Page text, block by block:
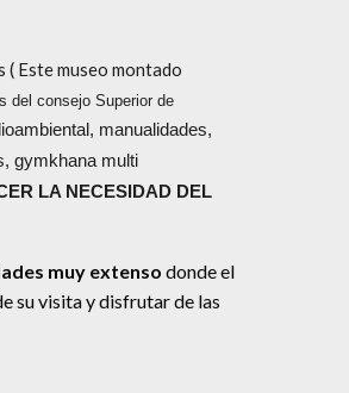
( Este museo montado
del consejo Superior de
manualidades,
gymkhana multi
LA NECESIDAD DEL
muy extenso donde el
su visita y disfrutar de las